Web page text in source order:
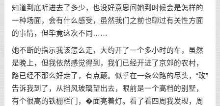
知道到底听进去了多少，也没好意思问她到时候会是怎样的
一种场面，会有什么感受，虽然我们之前也聊过有关性方面
的事情，但毕竟这次不同……
她不断的指示我该怎么走，大约开了一个多小时的车，虽然
是晚上，但我依然感觉得到，我们已经开进了京郊的农村，
路已经不那么好走了，有点颠。似乎在一条公路的尽头，“玫”
告诉我到了，从挡风玻璃望出去，眼前是一个高档的别墅，
有个很高的铁栅栏门，�面亮着灯。看了看四周我发现，周